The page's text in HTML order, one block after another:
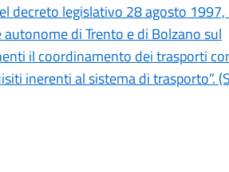
decreto legislativo 28 agosto 1997,
di Trento e di Bolzano sul
il coordinamento dei trasporti
inerenti al sistema di trasporto”.